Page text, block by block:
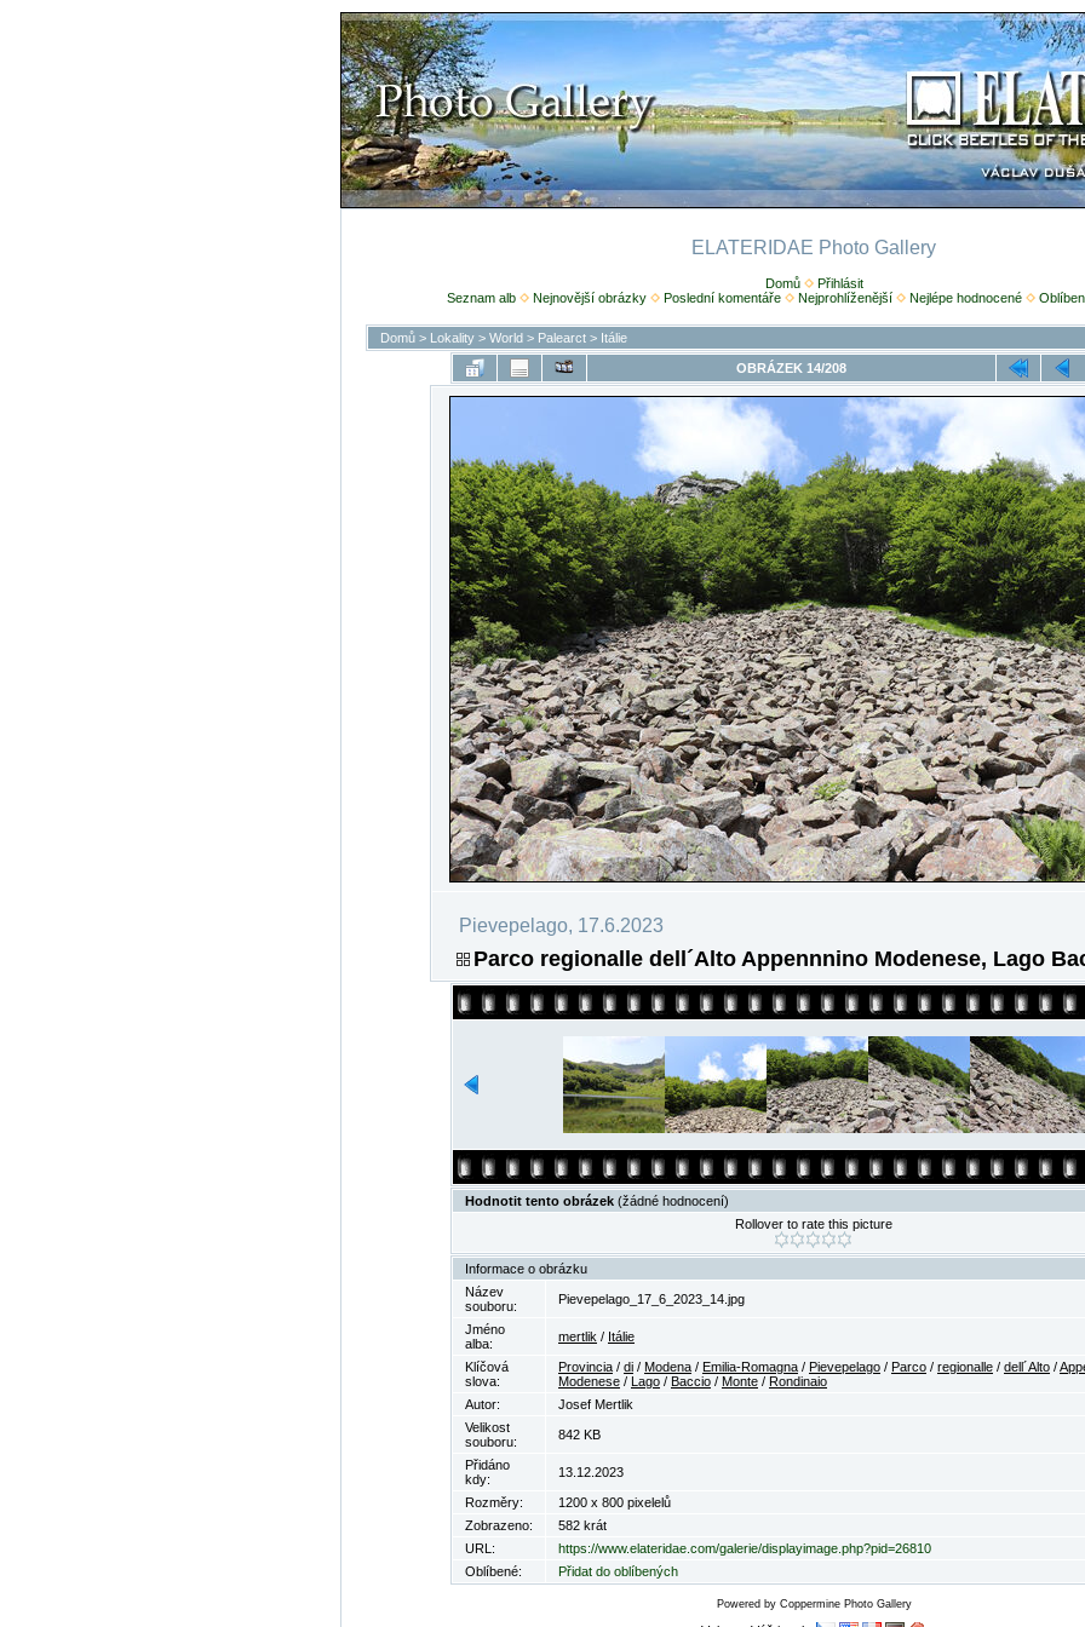
ELATERIDAE Photo Gallery
Domů
Přihlásit
Seznam alb
Nejnovější obrázky Poslední komentáře Nejprohlíženější Nejlépe hodnocené
Domů> Lokality> World> Palearct> Itálie
OBRÁZEK 14/208
Pievepelago, 17.6.2023
Parco regionalle dell´Alto Appennnino Modenese, Lago
Hodnotit tento obrázek (žádné hodnocení)
Rollover to rate this picture
Informace o obrázku
Název
souboru:
Pievepelago_17_6_2023_14.jpg
Jméno
alba:
mertlik / Itálie
Klíčová
slova:
Provincia / di / Modena / Emilia-Romagna / Pievepelago / Parco / regionalle / dell´Alto /
Modenese / Lago / Baccio / Monte / Rondinaio
Autor:
Josef Mertlik
Velikost
souboru:
842 KB
Přidáno
kdy:
13.12.2023
Rozměry:
1200 x 800 pixelelů
Zobrazeno:
582 krát
URL:
https://www.elateridae.com/galerie/displayimage.php?pid=26810
Oblíbené:
Přidat do oblíbených
Powered by Coppermine Photo Gallery